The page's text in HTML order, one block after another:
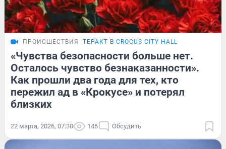
ПРОИСШЕСТВИЯ ТЕРАКТ В CROCUS CITY HALL
«Чувства безопасности больше нет.
Осталось чувство безнаказанности».
Как прошли два года для тех, кто
пережил ад в «Крокусе» и потерял
близких
22 марта, 2026, 07:30 146 Обсудить